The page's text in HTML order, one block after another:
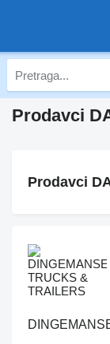
Prodavci
Prodavci